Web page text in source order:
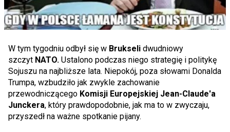
W tym tygodniu odbył się w Brukseli dwudniowy
szczyt NATO. Ustalono podczas niego strategię i politykę
Sojuszu na najbliższe lata. Niepokój, poza słowami Donalda
Trumpa, wzbudziło jak zwykle zachowanie
przewodniczącego Komisji Europejskiej Jean-Claude'a
Junckera, który prawdopodobnie, jak ma to w zwyczaju,
przyszedł na ważne spotkanie pijany.